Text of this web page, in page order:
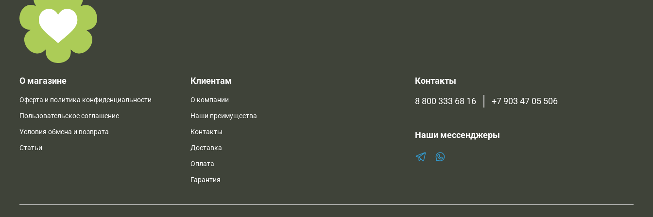
О магазине
Оферта и политика конфиденциальности
Пользовательское соглашение
Условия обмена и возврата
Статьи
Клиентам
О компании
Наши преимущества
Контакты
Доставка
Оплата
Гарантия
Контакты
8 800 333 68 16 +7 903 47 05 506
Наши мессенджеры